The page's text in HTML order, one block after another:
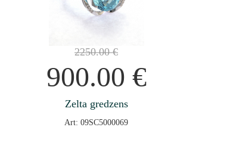
2250.00€
900.00 €
Zelta gredzens
Art: 09SC5000069